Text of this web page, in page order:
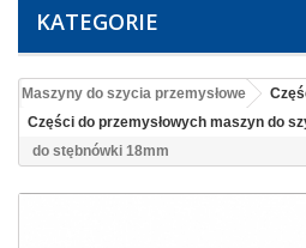
KATEGORIE
Maszyny do szycia przemysłowe
Części do przemysłowych maszyn do
do stębnówki 18mm